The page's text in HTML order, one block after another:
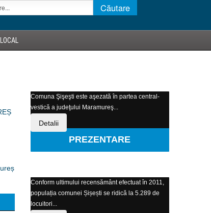
Comuna Şişeşti este aşezată în partea central-
vestică a judeţului Maramureş...
Detalii
PREZENTARE
Conform ultimului recensământ efectuat în 2011,
populația comunei Șișești se ridică la 5.289 de
locuitori...